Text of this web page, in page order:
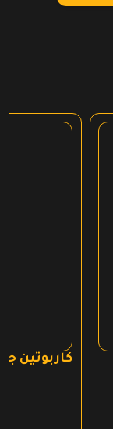
كاربوتين